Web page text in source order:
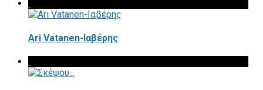
Ari Vatanen-Ιαβέρης